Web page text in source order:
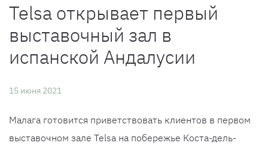
Telsa открывает первый
выставочный зал в
испанской Андалусии
15 июня 2021
Малага готовится приветствовать клиентов в первом
выставочном зале Telsa на побережье Коста-дель-